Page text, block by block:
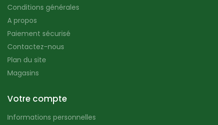
Conditions générales
A propos
Paiement sécurisé
Contactez-nous
Plan du site
Magasins
Votre compte
Informations personnelles